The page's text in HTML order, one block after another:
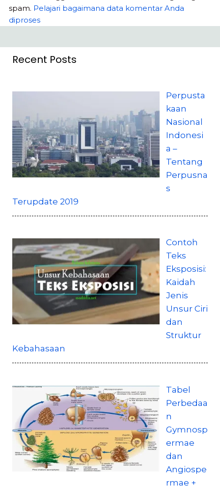
spam. Pelajari bagaimana data komentar Anda
diproses
Recent Posts
Perpusta
kaan
Nasional
Indonesi
a –
Tentang
Perpusna
s
Terupdate 2019
Contoh
Teks
Eksposisi:
Kaidah
Jenis
Unsur Ciri
dan
Struktur
Kebahasaan
Tabel
Perbedaa
n
Gymnosp
ermae
dan
Angiospe
rmae +